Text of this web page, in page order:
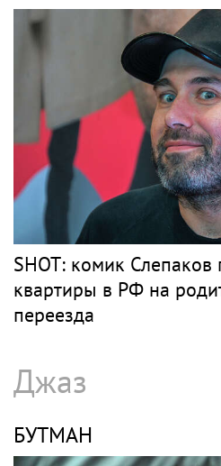
SHOT: комик Слепаков
квартиры в РФ на
переезда
Джаз
БУТМАН